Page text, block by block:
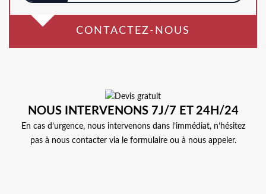
CONTACTEZ-NOUS
NOUS INTERVENONS 7J/7 ET 24H/24
En cas d’urgence, nous intervenons dans l’immédiat, n’hésitez
pas à nous contacter via le formulaire ou à nous appeler.